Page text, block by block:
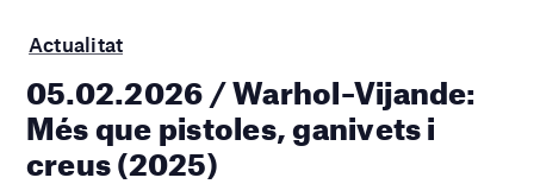
Actualitat
05.02.2026 / Warhol–Vijande:
Més que pistoles, ganivets i
creus (2025)